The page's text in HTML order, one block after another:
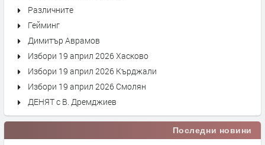
Различните
Гейминг
Димитър Аврамов
Избори 19 април 2026 Хасково
Избори 19 април 2026 Кърджали
Избори 19 април 2026 Смолян
ДЕНЯТ с В. Дремджиев
Последни новини